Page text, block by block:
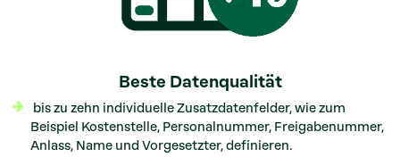
Beste Datenqualität
bis zu zehn individuelle Zusatzdatenfelder, wie zum
Beispiel Kostenstelle, Personalnummer, Freigabenummer,
Anlass, Name und Vorgesetzter, definieren.